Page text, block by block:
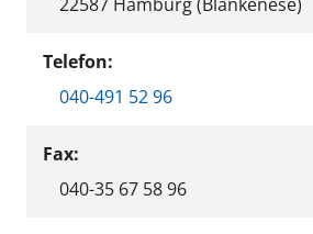
Telefon:
040-491 52 96
Fax:
040-35 67 58 96